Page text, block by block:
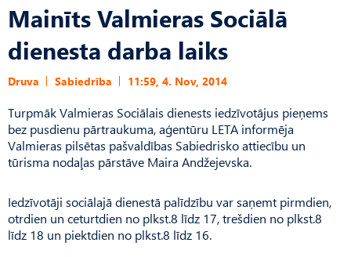
Mainīts Valmieras Sociālā
dienesta darba laiks
Druva Sabiedrība 11:59, 4. Nov, 2014
Turpmāk Valmieras Sociālais dienests iedzīvotājus pieņems
bez pusdienu pārtraukuma, aģentūru LETA informēja
Valmieras pilsētas pašvaldības Sabiedrisko attiecību un
tūrisma nodaļas pārstāve Maira Andžejevska.
Iedzīvotāji sociālajā dienestā palīdzību var saņemt pirmdien,
otrdien un ceturtdien no plkst.8 līdz 17, trešdien no plkst.8
līdz 18 un piektdien no plkst.8 līdz 16.